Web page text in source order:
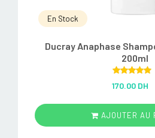
En Stock
Ducray Anaphase
200ml
out of 5
170.00 DH
AJOUTER AU